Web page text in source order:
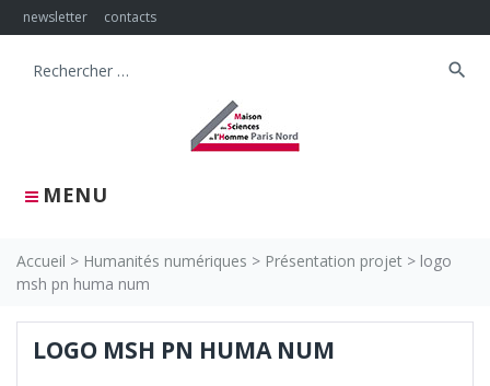
Skip
to
newsletter contacts
MENU
Search
search
Accueil > Humanités numériques > Présentation projet > logo
msh pn huma num
LOGO MSH PN HUMA NUM